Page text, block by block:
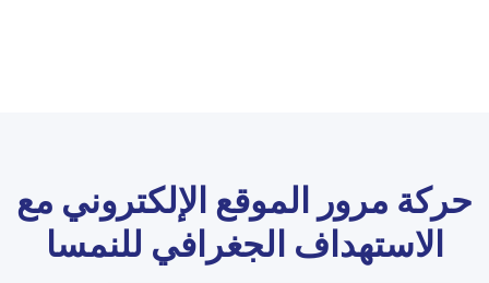
حركة مرور الموقع الإلكتروني مع
الاستهداف الجغرافي للنمسا